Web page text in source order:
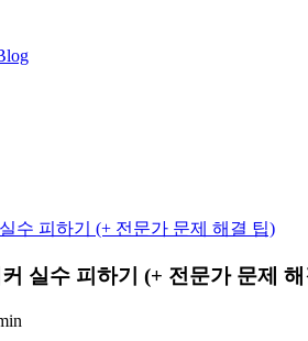
수 피하기 (+ 전문가 문제 해결 팁)
실수 피하기 (+ 전문가 문제